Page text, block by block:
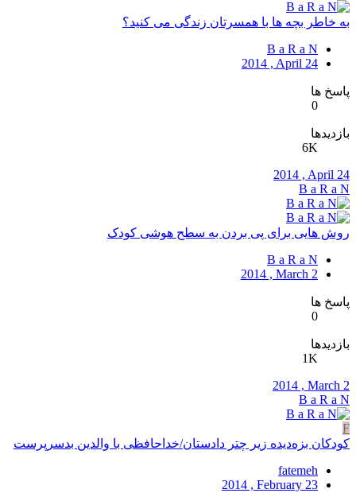
به خاطر بچه‌ ها با همسرتان زندگی می‌ کنید؟
B a R a N
2014 , April 24
پاسخ ها
0
بازدیدها
6K
2014 , April 24
B a R a N
روش هایی برای پی بردن به سطح هوشی کودک
B a R a N
2014 , March 2
پاسخ ها
0
بازدیدها
1K
2014 , March 2
B a R a N
F
کودکان بزه‌دیده زیر چتر دادستان/خداحافظی‌ با والدین بدسرپرست
fatemeh
2014 , February 23